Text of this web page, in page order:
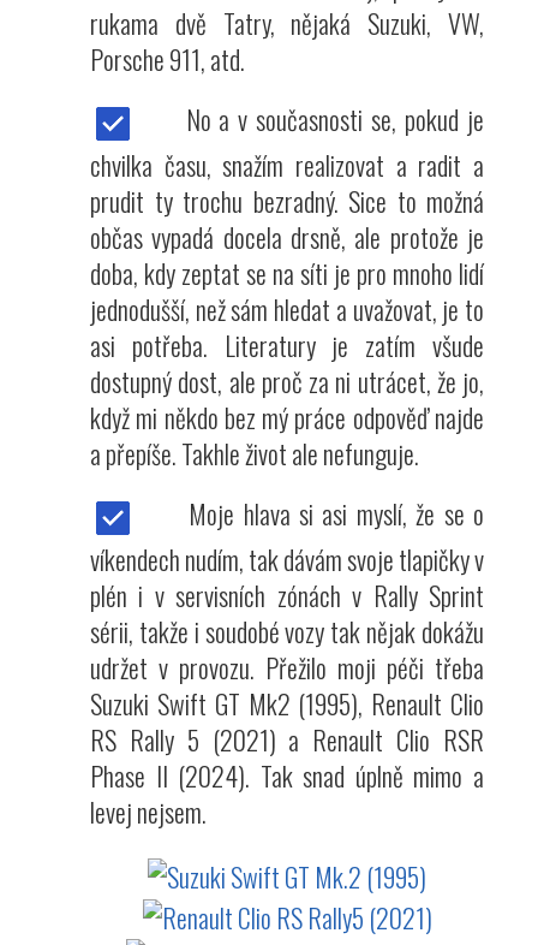
rukama dvě Tatry, nějaká Suzuki, VW,
Porsche 911, atd.
No a v současnosti se, pokud je
chvilka času, snažím realizovat a radit a
prudit ty trochu bezradný. Sice to možná
občas vypadá docela drsně, ale protože je
doba, kdy zeptat se na síti je pro mnoho lidí
jednodušší, než sám hledat a uvažovat, je to
asi potřeba. Literatury je zatím všude
dostupný dost, ale proč za ni utrácet, že jo,
když mi někdo bez mý práce odpověď najde
a přepíše. Takhle život ale nefunguje.
Moje hlava si asi myslí, že se o
víkendech nudím, tak dávám svoje tlapičky v
plén i v servisních zónách v Rally Sprint
sérii, takže i soudobé vozy tak nějak dokážu
udržet v provozu. Přežilo moji péči třeba
Suzuki Swift GT Mk2 (1995), Renault Clio
RS Rally 5 (2021) a Renault Clio RSR
Phase II (2024). Tak snad úplně mimo a
levej nejsem.